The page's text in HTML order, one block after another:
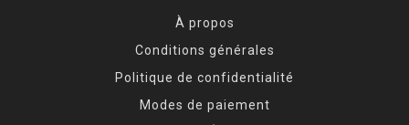
À propos
Conditions générales
Politique de confidentialité
Modes de paiement